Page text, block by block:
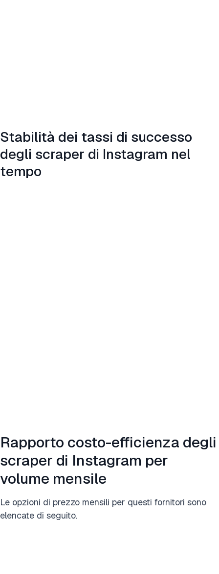
Stabilità dei tassi di successo
degli scraper di Instagram nel
tempo
Rapporto costo-efficienza degli
scraper di Instagram per
volume mensile
Le opzioni di prezzo mensili per questi fornitori sono
elencate di seguito.